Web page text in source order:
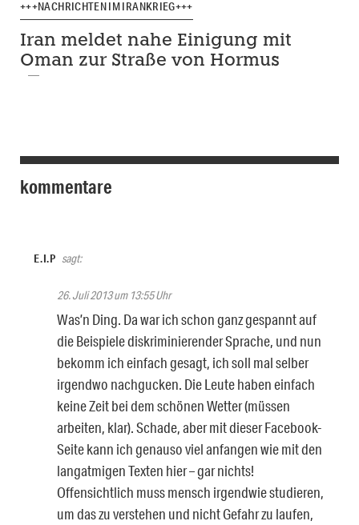
+++NACHRICHTEN IM IRANKRIEG+++
Iran meldet nahe Einigung mit
Oman zur Straße von Hormus
kommentare
E.I.P sagt:
26. Juli 2013 um 13:55 Uhr
Was’n Ding. Da war ich schon ganz gespannt auf
die Beispiele diskriminierender Sprache, und nun
bekomm ich einfach gesagt, ich soll mal selber
irgendwo nachgucken. Die Leute haben einfach
keine Zeit bei dem schönen Wetter (müssen
arbeiten, klar). Schade, aber mit dieser Facebook-
Seite kann ich genauso viel anfangen wie mit den
langatmigen Texten hier – gar nichts!
Offensichtlich muss mensch irgendwie studieren,
um das zu verstehen und nicht Gefahr zu laufen,